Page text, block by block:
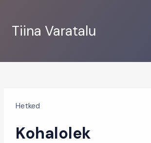
contentTiina Varatalu
Hetked
Kohalolek